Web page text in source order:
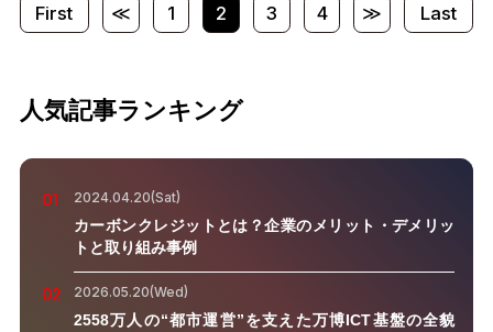
First ≪ 1 2 3 4 ≫ Last
人気記事ランキング
01 2024.04.20(Sat)
カーボンクレジットとは？企業のメリット・デメリッ
トと取り組み事例
02 2026.05.20(Wed)
2558万人の“都市運営”を支えた万博ICT基盤の全貌